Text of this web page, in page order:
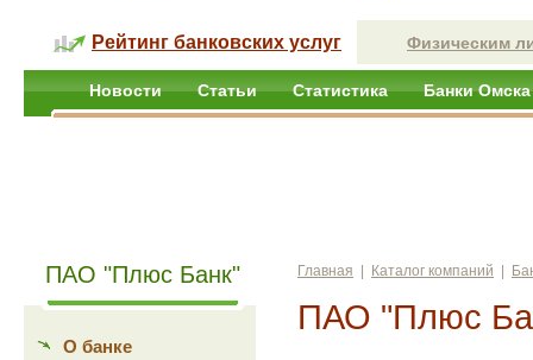
Рейтинг банковских услуг Физическим
Новости Статьи Статистика Банки Омска
ПАО "Плюс Банк"
О банке
Главная Каталог компаний
ПАО "Плюс